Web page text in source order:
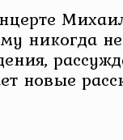
никогда
новые